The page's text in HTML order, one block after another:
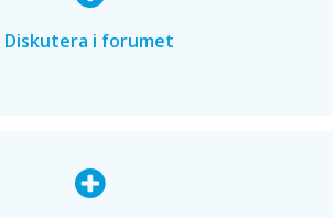
Diskutera i forumet